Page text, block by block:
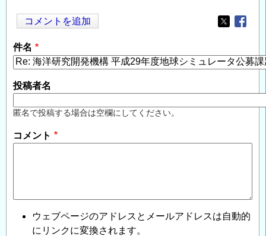
コメントを追加
Opens in
件名
投稿者名
匿名で投稿する場合は空欄にしてください。
コメント
ウェブページのアドレスとメールアドレスは自動的
にリンクに変換されます。